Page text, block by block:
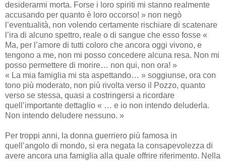
desiderarmi morta. Forse i loro spiriti mi stanno realmente
accusando per quanto è loro occorso! » non negò
l’eventualità, non volendo certamente rischiare di scatenare
l’ira di alcuno spettro, reale o di sangue che esso fosse «
Ma, per l’amore di tutti coloro che ancora oggi vivono, e
tengono a me, non mi posso concedere alcuna resa. Non mi
posso permettere di morire… non qui, non ora! »
« La mia famiglia mi sta aspettando… » soggiunse, ora con
tono più moderato, non più rivolta verso il Pozzo, quanto
verso se stessa, quasi a costringersi a ricordare
quell’importante dettaglio « … e io non intendo deluderla.
Non intendo deludere nessuno. »
Per troppi anni, la donna guerriero più famosa in
quell’angolo di mondo, si era negata la consapevolezza di
avere ancora una famiglia alla quale offrire riferimento. Nella